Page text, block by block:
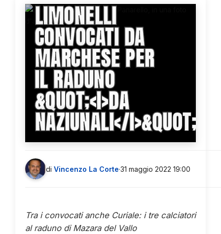
LIMONELLI
CONVOCATI DA
MARCHESE PER
IL RADUNO
&QUOT;<I>DA
NAZIUNALI</I>&QUOT;
di Vincenzo La Corte·31 maggio 2022 19:00
Tra i convocati anche Curiale: i tre calciatori
al raduno di Mazara del Vallo